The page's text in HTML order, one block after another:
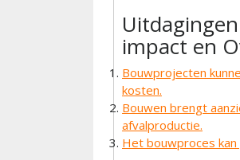
impact en
Bouwprojecten
kosten.
Bouwen brengt
afvalproductie.
Het bouwproces